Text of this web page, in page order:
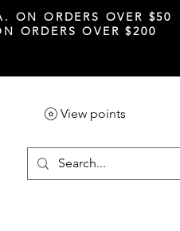
ON ORDERS OVER $50
ORDERS OVER $200
View points